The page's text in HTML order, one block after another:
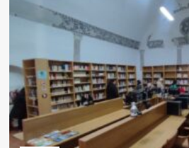
y
empresas
ya
pueden
solicitar
las
ayudas
del
Estado